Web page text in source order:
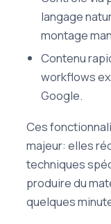
langage
montage
Contenu
workflows
Google.
Ces
majeur: elles
techniques
produire du
quelques